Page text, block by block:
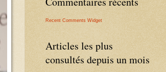
Recent Comments Widget
Articles les plus
consultés depuis un mois